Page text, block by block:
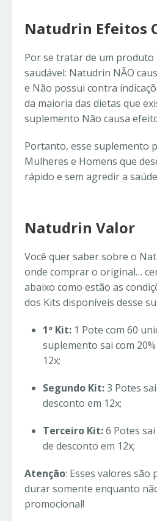
Natudrin Efeitos
Por se tratar de um produto
saudável: Natudrin NÃO
e Não possui contra
da maioria das dietas que
suplemento Não causa
Portanto, esse suplemento
Mulheres e Homens que
rápido e sem agredir a
Natudrin Valor
Você quer saber sobre o
onde comprar o original…
abaixo como estão as
dos Kits disponíveis desse
1º Kit: 1 Pote com 60
suplemento sai com
12x;
Segundo Kit:3 Potes
desconto em 12x;
Terceiro Kit:6 Potes
de desconto em 12x;
Atenção: Esses valores são
durar somente enquanto
promocional!